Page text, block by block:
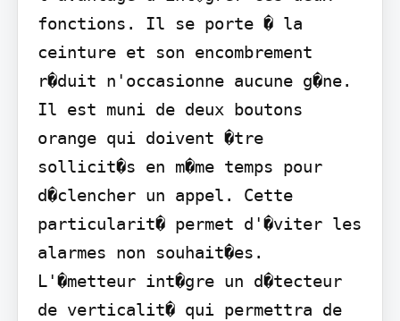
fonctions. Il se porte � la
ceinture et son encombrement
r�duit n'occasionne aucune g�ne.
Il est muni de deux boutons
orange qui doivent �tre
sollicit�s en m�me temps pour
d�clencher un appel. Cette
particularit� permet d'�viter les
alarmes non souhait�es.
L'�metteur int�gre un d�tecteur
de verticalit� qui permettra de